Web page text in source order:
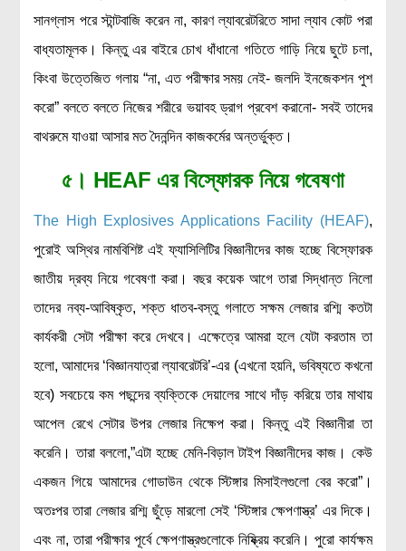
কম্পিউটার সায়েন্স
ইলেকট্রিক্যাল ইঞ্জিনিয়ারিং
জেনেটিক ইঞ্জিনিয়ারিং
বায়োটেকনোলজি
দৈনন্দিন জীবনে বিজ্ঞানের প্রয়োগ
মহাকাশ বিজ্ঞান
আমাদের সৌরজগৎ
সৌরজগত ছাড়িয়ে
সামাজিক বিজ্ঞান
অর্থনীতি
নৃবিজ্ঞান
বিজ্ঞানীদের কথা
সানগ্লাস পরে স্টান্টবাজি করেন না, কারণ ল্যাবরেটরিতে সাদা ল্যাব কোট পরা
বাধ্যতামূলক। কিন্তু এর বাইরে চোখ ধাঁধানো গতিতে গাড়ি নিয়ে ছুটে চলা,
কিংবা উত্তেজিত গলায় “না, এত পরীক্ষার সময় নেই- জলদি ইনজেকশন পুশ
করো” বলতে বলতে নিজের শরীরে ভয়াবহ ড্রাগ প্রবেশ করানো- সবই তাদের
বাথরুমে যাওয়া আসার মত দৈনন্দিন কাজকর্মের অন্তর্ভুক্ত।
৫। HEAFএর বিস্ফোরক নিয়ে গবেষণা
The High Explosives Applications Facility (HEAF),
পুরোই অস্থির নামবিশিষ্ট এই ফ্যাসিলিটির বিজ্ঞানীদের কাজ হচ্ছে বিস্ফোরক
জাতীয় দ্রব্য নিয়ে গবেষণা করা। বছর কয়েক আগে তারা সিদ্ধান্ত নিলো
তাদের নব্য-আবিষ্কৃত, শক্ত ধাতব-বস্তু গলাতে সক্ষম লেজার রশ্মি কতটা
কার্যকরী সেটা পরীক্ষা করে দেখবে। এক্ষেত্রে আমরা হলে যেটা করতাম তা
হলো, আমাদের ‘বিজ্ঞানযাত্রা ল্যাবরেটরি’-এর (এখনো হয়নি, ভবিষ্যতে কখনো
হবে) সবচেয়ে কম পছন্দের ব্যক্তিকে দেয়ালের সাথে দাঁড় করিয়ে তার মাথায়
আপেল রেখে সেটার উপর লেজার নিক্ষেপ করা। কিন্তু এই বিজ্ঞানীরা তা
করেনি। তারা বললো,”এটা হচ্ছে মেনি-বিড়াল টাইপ বিজ্ঞানীদের কাজ। কেউ
একজন গিয়ে আমাদের গোডাউন থেকে স্টিঙ্গার মিসাইলগুলো বের করো”।
অতঃপর তারা লেজার রশ্মি ছুঁড়ে মারলো সেই ‘স্টিঙ্গার ক্ষেপণাস্ত্র’ এর দিকে।
এবং না, তারা পরীক্ষার পূর্বে ক্ষেপণাস্ত্রগুলোকে নিষ্ক্রিয় করেনি। পুরো কার্যক্ষম